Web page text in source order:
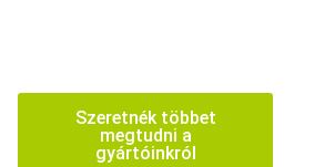
Szeretnék többet
megtudni a
gyártóinkról